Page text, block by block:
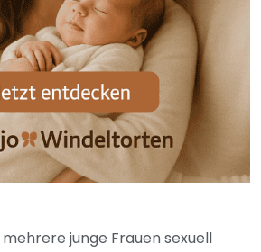
junge Frauen sexuell